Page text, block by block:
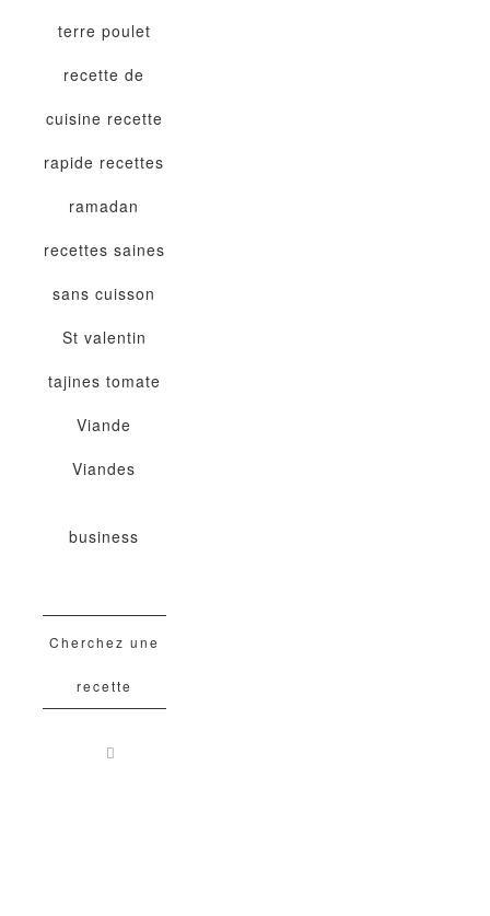
terre poulet
recette de
cuisine recette
rapide recettes
ramadan
recettes saines
sans cuisson
St valentin
tajines tomate
Viande
Viandes
business
Cherchez une
recette